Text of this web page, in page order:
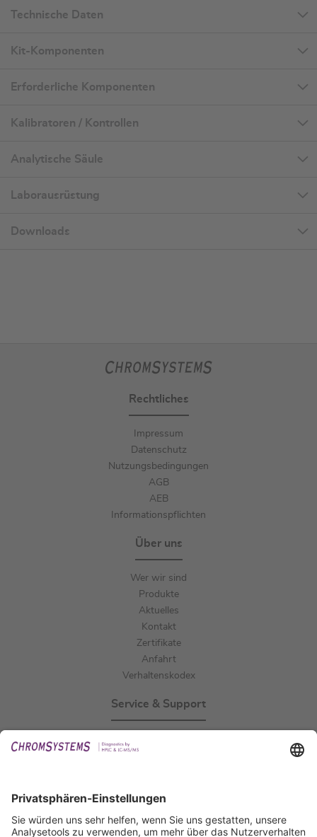
Technische Daten
Kit-Komponenten
Erforderliche Komponenten
Kalibratoren / Kontrollen
Analytische Säule
Laborausrüstung
Downloads
Rechtliches
Impressum
Datenschutz
Nutzungsbedingungen
AGB
AEB
Informationspflichten
Über uns
Wer wir sind
Produkte
Aktuelles
Kontakt
Zertifikate
Anfahrt
Verhaltenskodex
Service & Support
IFU anfordern
Zertifizierungen